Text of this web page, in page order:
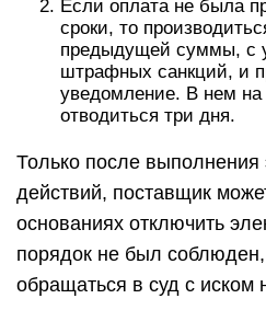
Если оплата не была
сроки, то
предыдущей суммы, с
штрафных санкций, и
уведомление. В нем на
отводиться три дня.
Только после выполнения
действий, поставщик
основаниях отключить
порядок не был
обращаться в суд с иском